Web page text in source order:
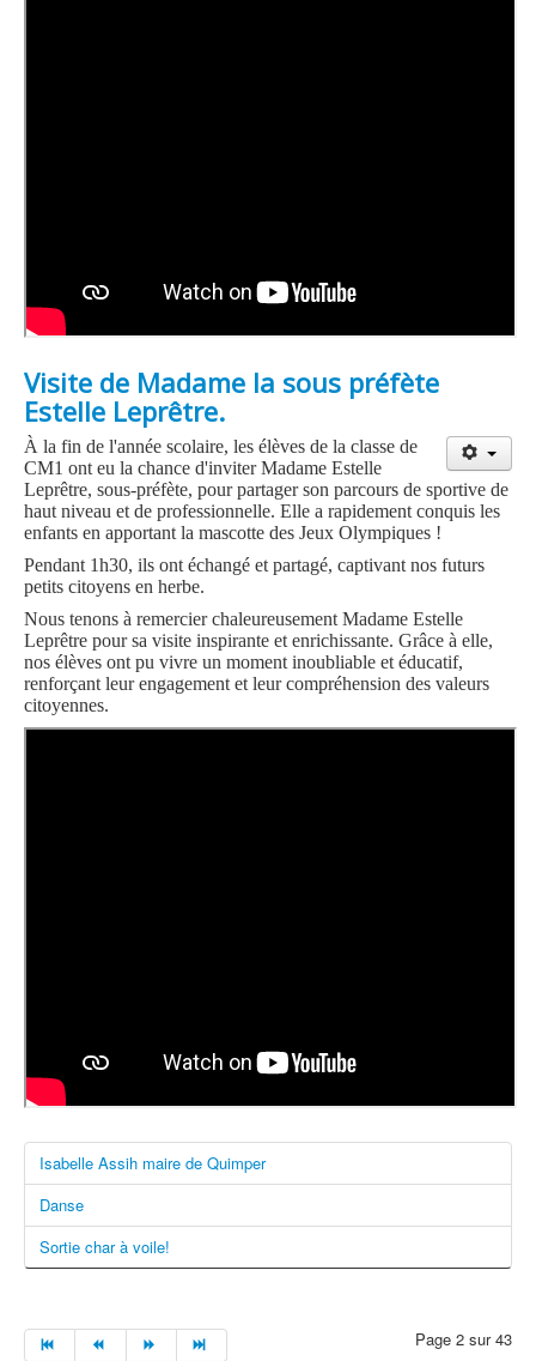
Visite de Madame la sous préfète
Estelle Leprêtre.
À la fin de l'année scolaire, les élèves de la classe de
CM1 ont eu la chance d'inviter Madame Estelle
Leprêtre, sous-préfète, pour partager son parcours de sportive de
haut niveau et de professionnelle. Elle a rapidement conquis les
enfants en apportant la mascotte des Jeux Olympiques !
Pendant 1h30, ils ont échangé et partagé, captivant nos futurs
petits citoyens en herbe.
Nous tenons à remercier chaleureusement Madame Estelle
Leprêtre pour sa visite inspirante et enrichissante. Grâce à elle,
nos élèves ont pu vivre un moment inoubliable et éducatif,
renforçant leur engagement et leur compréhension des valeurs
citoyennes.
Isabelle Assih maire de Quimper
Danse
Sortie char à voile!
Page 2 sur 43